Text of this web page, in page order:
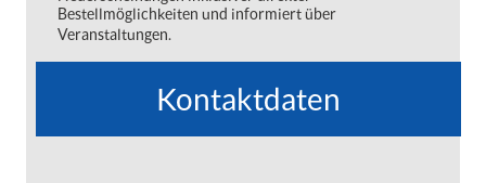
Bestellmöglichkeiten und informiert über
Veranstaltungen.
Kontaktdaten